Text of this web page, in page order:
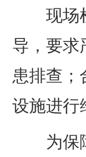
现场
导，要求
患排查；
设施进行
为保